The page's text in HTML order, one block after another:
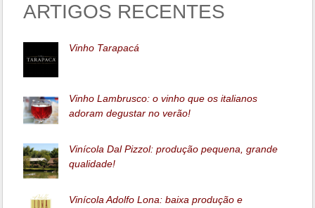
ARTIGOS RECENTES
Vinho Tarapacá
Vinho Lambrusco: o vinho que os italianos
adoram degustar no verão!
Vinícola Dal Pizzol: produção pequena, grande
qualidade!
Vinícola Adolfo Lona: baixa produção e